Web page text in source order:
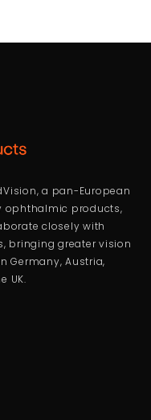
a pan-European
ophthalmic products,
closely with
bringing greater vision
Germany, Austria,
UK.